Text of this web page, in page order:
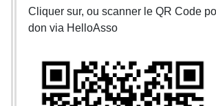
Cliquer sur, ou scanner le QR Code
don via HelloAsso